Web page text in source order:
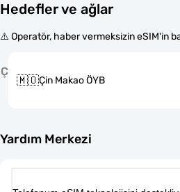
Hedefler ve ağlar
⚠️ Operatör, haber vermeksizin eSIM'in
Ç
🇲🇴Çin Makao ÖYB
Yardım Merkezi